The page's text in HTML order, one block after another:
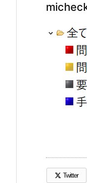
Twitter
（新しいウ